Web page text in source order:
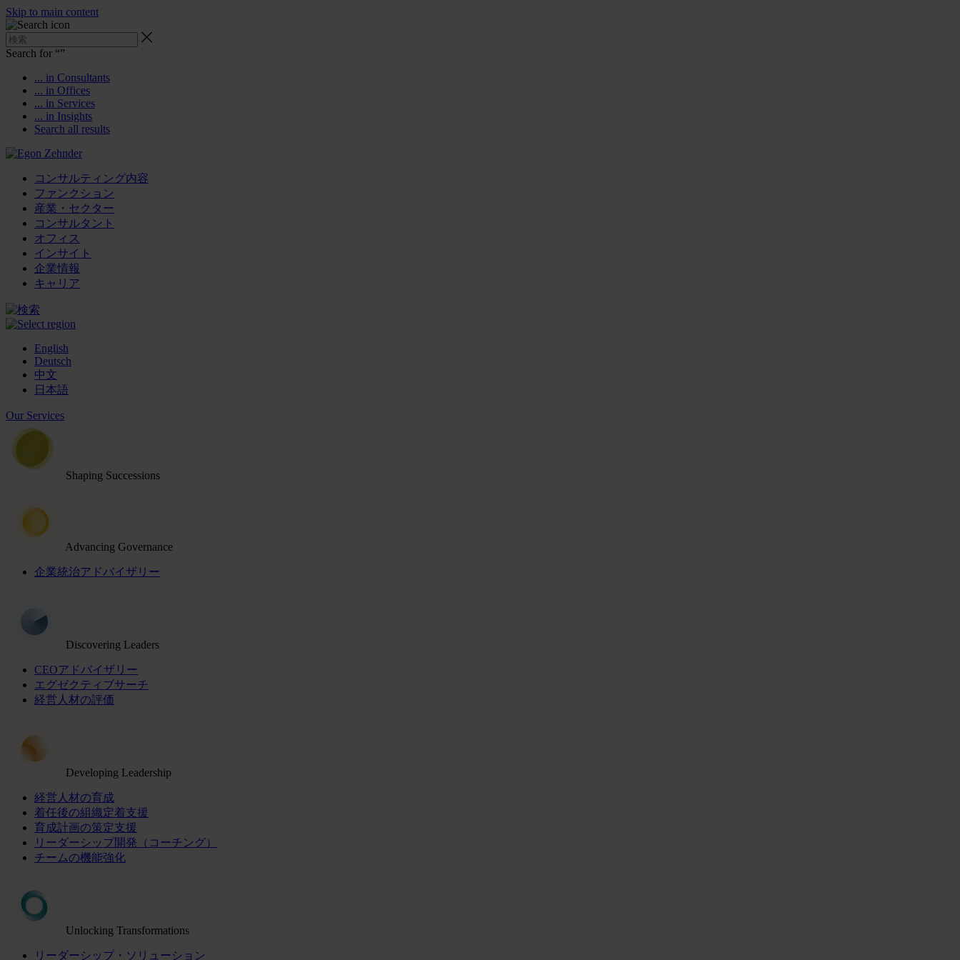
Skip to main content
Search for “”
... in Consultants
... in Offices
... in Services
... in Insights
Search all results
コンサルティング内容
ファンクション
産業・セクター
コンサルタント
オフィス
インサイト
企業情報
キャリア
English
Deutsch
中文
日本語
Our Services
Shaping Successions
Advancing Governance
企業統治アドバイザリー
Discovering Leaders
CEOアドバイザリー
エグゼクティブサーチ
経営人材の評価
Developing Leadership
経営人材の育成
着任後の組織定着支援
育成計画の策定支援
リーダーシップ開発（コーチング）
チームの機能強化
Unlocking Transformations
リーダーシップ・ソリューション